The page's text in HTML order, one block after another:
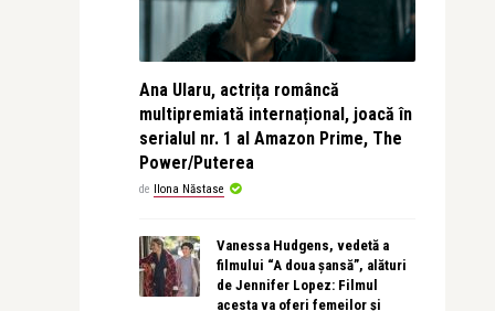
Ana Ularu, actrița româncă
multipremiată internațional, joacă în
serialul nr. 1 al Amazon Prime, The
Power/Puterea
de Ilona Năstase
Vanessa Hudgens, vedetă a
filmului “A doua șansă”, alături
de Jennifer Lopez: Filmul
acesta va oferi femeilor și